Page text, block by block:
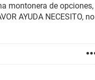
montonera de opciones,
AYUDA NECESITO, no